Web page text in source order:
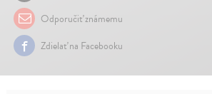
Odporučiť známemu
Zdielať na Facebooku